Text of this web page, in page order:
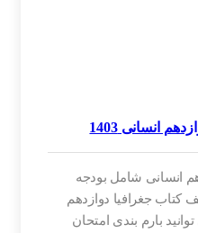
1403
شامل بودجه
جغرافیا دوازدهم
بارم بندی امتحان